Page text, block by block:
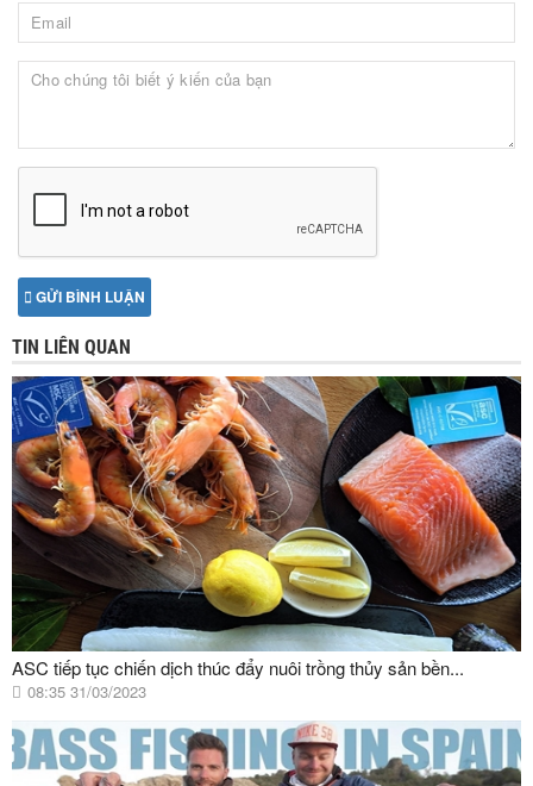
GỬI BÌNH LUẬN
TIN LIÊN QUAN
ASC tiếp tục chiến dịch thúc đẩy nuôi trồng thủy sản bền...
08:35 31/03/2023